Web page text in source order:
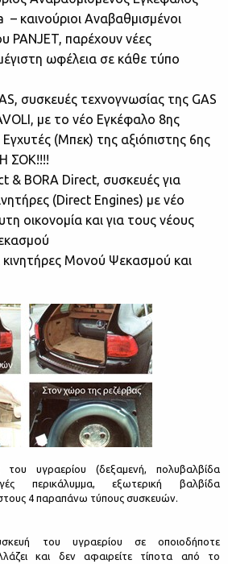
– καινούριοι Αναβαθμισμένοι
PANJET, παρέχουν νέες
ωφέλεια σε κάθε τύπο
συσκευές τεχνογνωσίας της GAS
με το νέο Εγκέφαλο 8ης
(Μπεκ) της αξιόπιστης 6ης
ΣΟΚ!!!!
& BORA Direct, συσκευές για
(Direct Engines) με νέο
οικονομία και για τους νέους
κινητήρες Μονού Ψεκασμού και
υγραερίου (δεξαμενή, πολυβαλβίδα
περικάλυμμα, εξωτερική βαλβίδα
4 παραπάνω τύπους συσκευών.
του υγραερίου σε οποιοδήποτε
και δεν αφαιρείτε τίποτα από το